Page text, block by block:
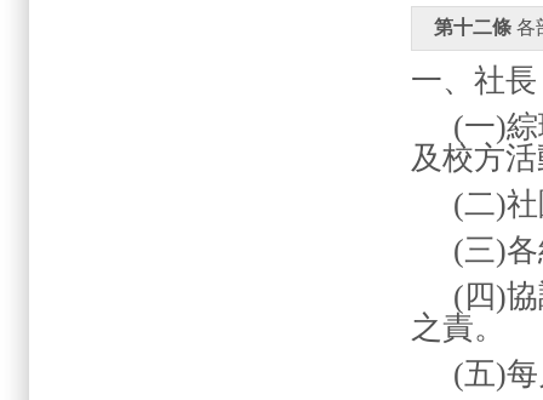
第十二條
一、社
(一)
及校方
(二)
(三)
( 四)
之責。
(五)